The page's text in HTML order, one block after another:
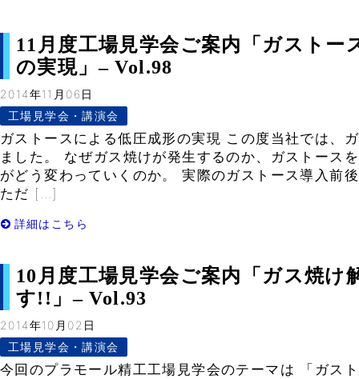
11月度工場見学会ご案内「ガストー
の実現」– Vol.98
2014年11月06日
工場見学会・講演会
ガストースによる低圧成形の実現 この度当社では、
ました。 なぜガス焼けが発生するのか、ガストース
がどう変わっていくのか。 実際のガストース導入前
ただ […]
詳細はこちら
10月度工場見学会ご案内「ガス焼け
す!!」– Vol.93
2014年10月02日
工場見学会・講演会
今回のプラモール精工工場見学会のテーマは 「ガス